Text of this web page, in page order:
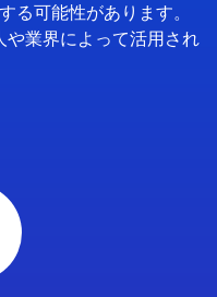
る可能性があります。
や業界によって活用され